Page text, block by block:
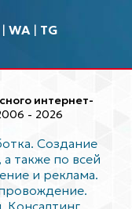
WA| TG
интернет-
- 2026
Создание
, а также по всей
и реклама.